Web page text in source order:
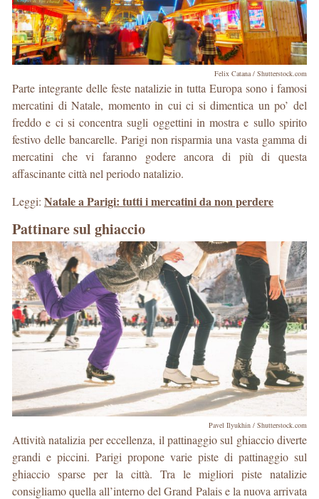
Felix Catana / Shutterstock.com
Parte integrante delle feste natalizie in tutta Europa sono i famosi
mercatini di Natale, momento in cui ci si dimentica un po’ del
freddo e ci si concentra sugli oggettini in mostra e sullo spirito
festivo delle bancarelle. Parigi non risparmia una vasta gamma di
mercatini che vi faranno godere ancora di più di questa
affascinante città nel periodo natalizio.
Leggi: Natale a Parigi: tutti i mercatini da non perdere
Pattinare sul ghiaccio
Pavel Ilyukhin / Shutterstock.com
Attività natalizia per eccellenza, il pattinaggio sul ghiaccio diverte
grandi e piccini. Parigi propone varie piste di pattinaggio sul
ghiaccio sparse per la città. Tra le migliori piste natalizie
consigliamo quella all’interno del Grand Palais e la nuova arrivata